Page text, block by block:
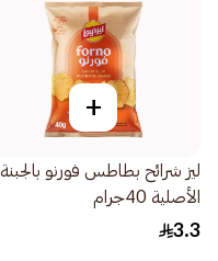
+
ليز شرائح بطاطس فورنو بالجبنة
الأصلية 40جرام
3.3